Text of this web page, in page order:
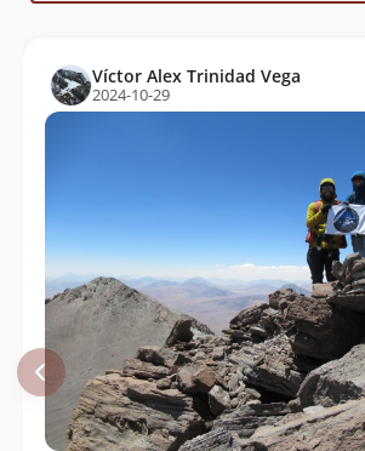
Víctor Alex Trinidad Vega
2024-10-29